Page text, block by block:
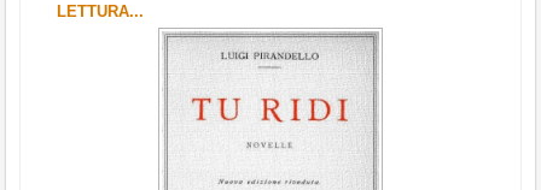
LETTURA...